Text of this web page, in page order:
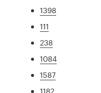
1398
111
238
1084
1587
1182